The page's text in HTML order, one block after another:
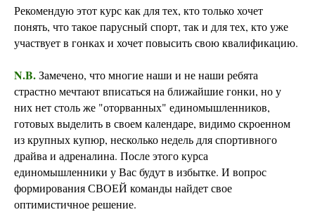
Рекомендую этот курс как для тех, кто только хочет
понять, что такое парусный спорт, так и для тех, кто уже
участвует в гонках и хочет повысить свою квалификацию.
N.B.Замечено, что многие наши и не наши ребята
страстно мечтают вписаться на ближайшие гонки, но у
них нет столь же "оторванных" единомышленников,
готовых выделить в своем календаре, видимо скроенном
из крупных купюр, несколько недель для спортивного
драйва и адреналина. После этого курса
единомышленники у Вас будут в избытке. И вопрос
формирования СВОЕЙ команды найдет свое
оптимистичное решение.